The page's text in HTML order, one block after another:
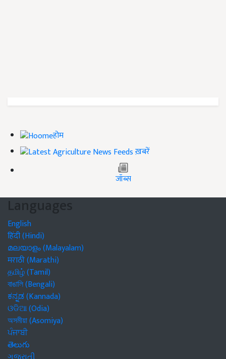
होम
ख़बरें
जॉब्स
Languages
English
हिंदी (Hindi)
മലയാളം (Malayalam)
मराठी (Marathi)
தமிழ் (Tamil)
বাঙালি (Bengali)
ಕನ್ನಡ (Kannada)
ଓଡିଆ (Odia)
অসমীয়া (Asomiya)
ਪੰਜਾਬੀ
తెలుగు